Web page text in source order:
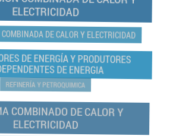
ELECTRICIDAD
DE CALOR Y ELECTRICIDAD
DE ENERGÍA Y PRODUTORES
DE ENERGIA
REFINERÍA Y PETROQUIMICA
COMBINADO DE CALOR Y
ELECTRICIDAD